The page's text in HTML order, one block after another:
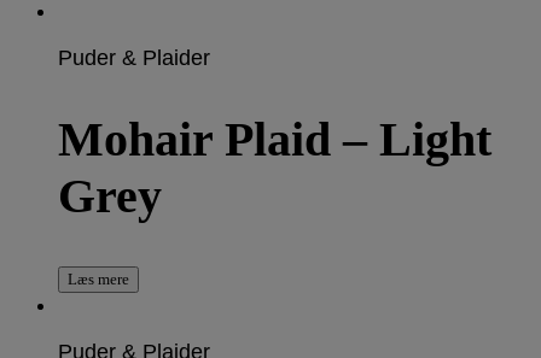
Puder & Plaider
Mohair Plaid – Light
Grey
Læs mere
Puder & Plaider